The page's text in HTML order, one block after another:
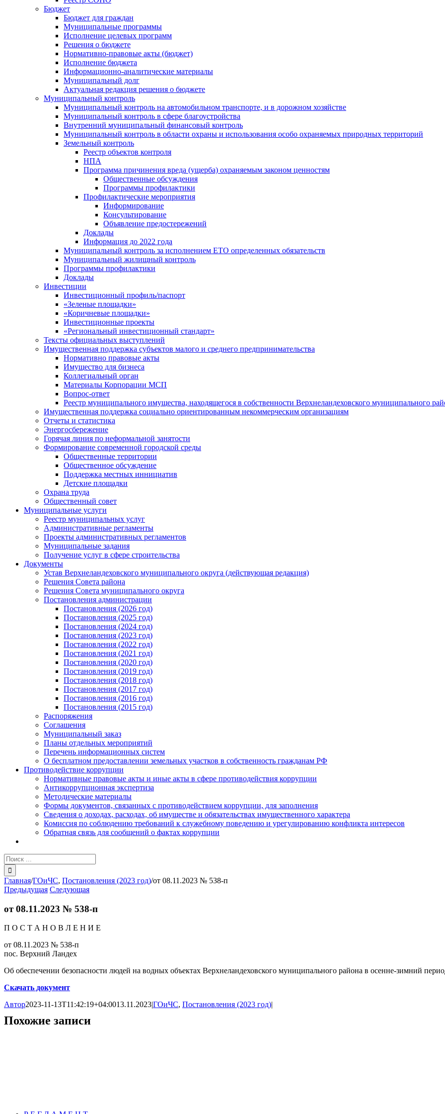
Бюджет
Бюджет для граждан
Муниципальные программы
Исполнение целевых программ
Решения о бюджете
Нормативно-правовые акты (бюджет)
Исполнение бюджета
Информационно-аналитические материалы
Муниципальный долг
Актуальная редакция решения о бюджете
Муниципальный контроль
Муниципальный контроль на автомобильном транспорте, и в дорожном хозяйстве
Муниципальный контроль в сфере благоустройства
Внутренний муниципальный финансовый контроль
Муниципальный контроль в области охраны и использования особо охраняемых природных территорий
Земельный контроль
Реестр объектов контроля
НПА
Программа причинения вреда (ущерба) охраняемым законом ценностям
Общественные обсуждения
Программы профилактики
Профилактические мероприятия
Информирование
Консультирование
Объявление предостережений
Доклады
Информация до 2022 года
Муниципальный контроль за исполнением ЕТО определенных обязательств
Муниципальный жилищный контроль
Программы профилактики
Доклады
Инвестиции
Инвестиционный профиль/паспорт
«Зеленые площадки»
«Коричневые площадки»
Инвестиционные проекты
«Региональный инвестиционный стандарт»
Тексты официальных выступлений
Имущественная поддержка субъектов малого и среднего предпринимательства
Нормативно правовые акты
Имущество для бизнеса
Коллегиальный орган
Материалы Корпорации МСП
Вопрос-ответ
Реестр муниципального имущества, находящегося в собственности Верхнеландеховского муниципального
Имущественная поддержка социально ориентированным некоммерческим организациям
Отчеты и статистика
Энергосбережение
Горячая линия по неформальной занятости
Формирование современной городской среды
Общественные территории
Общественное обсуждение
Поддержка местных иннициатив
Детские площадки
Охрана труда
Общественный совет
Муниципальные услуги
Реестр муниципальных услуг
Административные регламенты
Проекты административных регламентов
Муниципальные задания
Получение услуг в сфере строительства
Документы
Устав Верхнеландеховского муниципального округа (действующая редакция)
Решения Совета района
Решения Совета муниципального округа
Постановления администрации
Постановления (2026 год)
Постановления (2025 год)
Постановления (2024 год)
Постановления (2023 год)
Постановления (2022 год)
Постановления (2021 год)
Постановления (2020 год)
Постановления (2019 год)
Постановления (2018 год)
Постановления (2017 год)
Постановления (2016 год)
Постановления (2015 год)
Распоряжения
Соглашения
Муниципальный заказ
Планы отдельных мероприятий
Перечень информационных систем
О бесплатном предоставлении земельных участков в собственность гражданам РФ
Противодействие коррупции
Нормативные правовые акты и иные акты в сфере противодействия коррупции
Антикоррупционная экспертиза
Методические материалы
Формы документов, связанных с противодействием коррупции, для заполнения
Сведения о доходах, расходах, об имуществе и обязательствах имущественного характера
Комиссия по соблюдению требований к служебному поведению и урегулированию конфликта интересов
Обратная связь для сообщений о фактах коррупции
Результат
поиска:
Главная/ГОиЧС, Постановления (2023 год)/от 08.11.2023 № 538-п
Предыдущая Следующая
от 08.11.2023 № 538-п
П О С Т А Н О В Л Е Н И Е
от 08.11.2023 № 538-п
пос. Верхний Ландех
Об обеспечении безопасности людей на водных объектах Верхнеландеховского муниципального района в осенне-зимний
Скачать документ
Автор2023-11-13T11:42:19+04:0013.11.2023|ГОиЧС, Постановления (2023 год)|
Похожие записи